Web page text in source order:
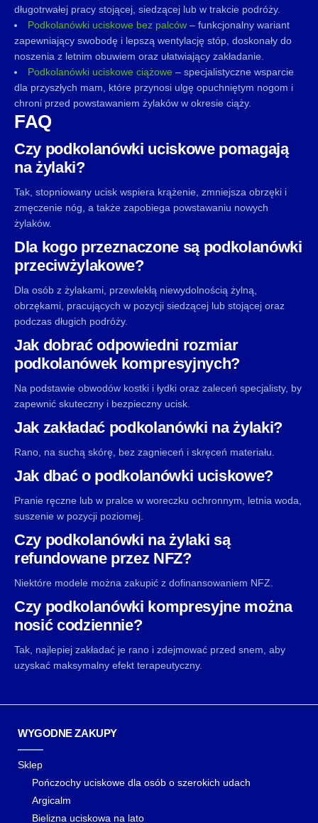
długotrwałej pracy stojącej, siedzącej lub w trakcie podróży.
Podkolanówki uciskowe bez palców – funkcjonalny wariant
zapewniający swobodę i lepszą wentylację stóp, doskonały do
noszenia z letnim obuwiem oraz ułatwiający zakładanie.
Podkolanówki uciskowe ciążowe – specjalistyczne wsparcie
dla przyszłych mam, które przynosi ulgę opuchniętym nogom i
chroni przed powstawaniem żylaków w okresie ciąży.
FAQ
Czy podkolanówki uciskowe pomagają
na żylaki?
Tak, stopniowany ucisk wspiera krążenie, zmniejsza obrzęki i
zmęczenie nóg, a także zapobiega powstawaniu nowych
żylaków.
Dla kogo przeznaczone są podkolanówki
przeciwżylakowe?
Dla osób z żylakami, przewlekłą niewydolnością żylną,
obrzękami, pracujących w pozycji siedzącej lub stojącej oraz
podczas długich podróży.
Jak dobrać odpowiedni rozmiar
podkolanówek kompresyjnych?
Na podstawie obwodów kostki i łydki oraz zaleceń specjalisty, by
zapewnić skuteczny i bezpieczny ucisk.
Jak zakładać podkolanówki na żylaki?
Rano, na suchą skórę, bez zagnieceń i skręceń materiału.
Jak dbać o podkolanówki uciskowe?
Pranie ręczne lub w pralce w woreczku ochronnym, letnia woda,
suszenie w pozycji poziomej.
Czy podkolanówki na żylaki są
refundowane przez NFZ?
Niektóre modele można zakupić z dofinansowaniem NFZ.
Czy podkolanówki kompresyjne można
nosić codziennie?
Tak, najlepiej zakładać je rano i zdejmować przed snem, aby
uzyskać maksymalny efekt terapeutyczny.
WYGODNE ZAKUPY
Sklep
Pończochy uciskowe dla osób o szerokich udach
Argicalm
Bielizna uciskowa na lato